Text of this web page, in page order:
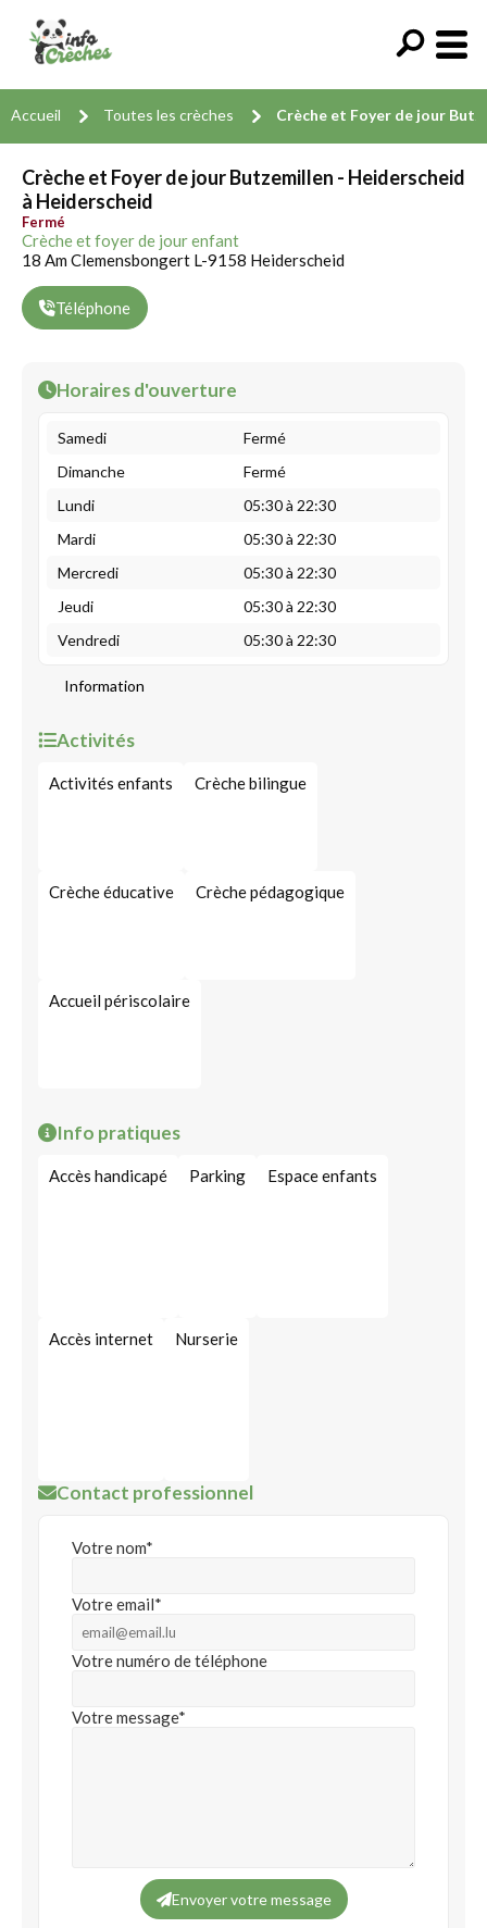
Accueil Toutes les crèches Crèche et Foyer de jour
Crèche et Foyer de jour Butzemillen - Heiderscheid
à Heiderscheid
Fermé
Crèche et foyer de jour enfant
18 Am Clemensbongert L-9158 Heiderscheid
Téléphone
Horaires d'ouverture
Samedi
Fermé
Dimanche
Fermé
Lundi
05:30 à 22:30
Mardi
05:30 à 22:30
Mercredi
05:30 à 22:30
Jeudi
05:30 à 22:30
Vendredi
05:30 à 22:30
Information
Activités
Activités enfants Crèche bilingue
Crèche éducative Crèche pédagogique
Accueil périscolaire
Info pratiques
Accès handicapé Parking Espace enfants
Accès internet Nurserie
Contact professionnel
Votre nom*
Votre email*
Votre numéro de téléphone
Votre message*
Envoyer votre message